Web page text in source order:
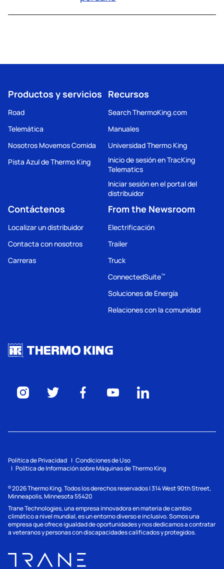
Productos y servicios
Road
Telemática
Nosotros Movemos Comida
Pista Azul de Thermo King
Recursos
Search ThermoKing.com
Manuales
Universidad Thermo King
Inicio de sesión en TracKing
Telematics
Iniciar sesión en el portal del
distribuidor
Contáctenos
Localizar un distribuidor
Contacta con nosotros
Carreras
From the Newsroom
Electrificación
Trailer
Truck
ConnectedSuite™
Soluciones de Energía
Relaciones con la comunidad
Política de Privacidad
Condiciones de Uso
Política de Información sobre Máquinas de Thermo King
© 2026Thermo King. Todos los derechos reservados | 314 West 90th Street,
Minneapolis, Minnesota 55420
Trane Technologies, una empresa innovadora en materia de cambio
climático a nivel mundial, es un entorno diverso e inclusivo. Somos una
empresa que ofrece igualdad de oportunidades y nos dedicamos a contratar
a veteranos y personas con discapacidades calificados y protegidos.